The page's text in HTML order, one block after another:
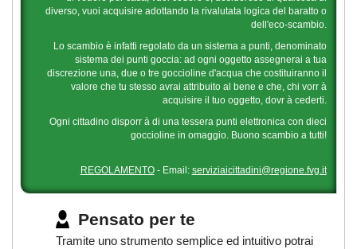
diverso, vuoi acquisire adottando la rivalutata logica del baratto o
dell'eco-scambio.
Lo scambio è infatti regolato da un sistema a punti, denominato
sistema dei punti goccia: ad ogni oggetto assegnerai a tua
discrezione una, due o tre goccioline d'acqua che costituiranno il
valore che tu stesso avrai attribuito al bene e che, chi vorr à
acquisire il tuo oggetto, dovr à cederti.
Ogni cittadino disporr à di una tessera punti elettronica con dieci
goccioline in omaggio. Buono scambio a tutti!
REGOLAMENTO- Email: serviziaicittadini@regione.fvg.it
Pensato per te
Tramite uno strumento semplice ed intuitivo potrai